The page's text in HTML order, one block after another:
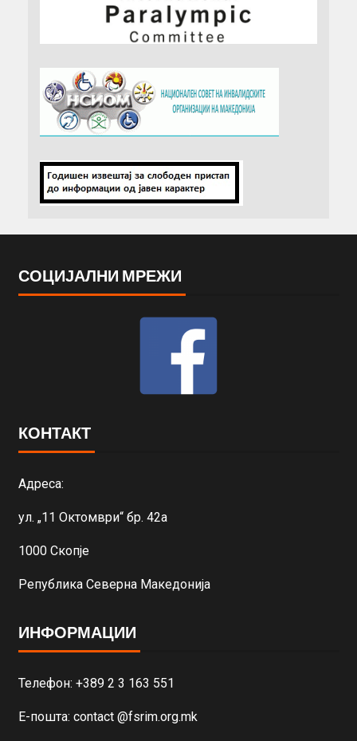
СОЦИЈАЛНИ МРЕЖИ
КОНТАКТ
Адреса:
ул. „11 Октомври“ бр. 42а
1000 Скопје
Република Северна Македонија
ИНФОРМАЦИИ
Телефон: +389 2 3 163 551
Е-пошта: contact @fsrim.org.mk